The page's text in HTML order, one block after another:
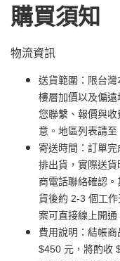
購買須知
物流資訊
送貨範圍：限台灣
樓層加價以及偏
您聯繫、報價與
意。地區列表請至
寄送時間：訂單
排出貨，實際送
商電話聯絡確認
貨後約 2-3 個工
案可直接線上開通
費用說明：結帳
$450 元，將酌收